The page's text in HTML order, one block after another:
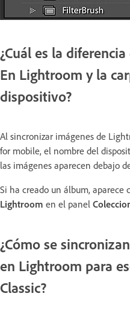
¿Cuál es la
En Lightroom y la
dispositivo?
Al sincronizar imágenes de
for mobile, el nombre del
las imágenes aparecen debajo
Si ha creado un álbum, aparece
Lightroom en el panel
¿Cómo se
en Lightroom para
Classic?